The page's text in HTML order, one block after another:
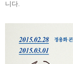
니다